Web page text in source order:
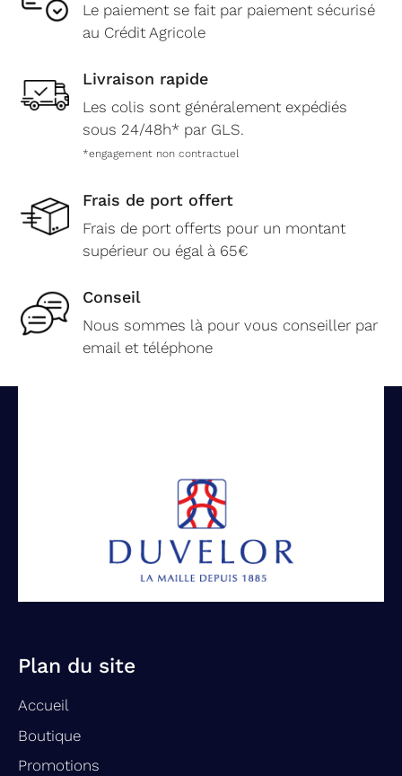
Le paiement se fait par paiement sécurisé
au Crédit Agricole
Livraison rapide
Les colis sont généralement expédiés
sous 24/48h* par GLS.
*engagement non contractuel
Frais de port offert
Frais de port offerts pour un montant
supérieur ou égal à 65€
Conseil
Nous sommes là pour vous conseiller par
email et téléphone
Plan du site
Accueil
Boutique
Promotions